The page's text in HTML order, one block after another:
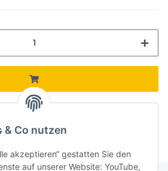
werden geladen ...
& Co nutzen
akzeptieren“ gestatten Sie den
auf unserer Website: YouTube,